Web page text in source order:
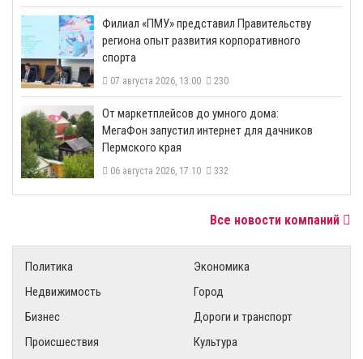
​Филиал «ПМУ» представил Правительству
региона опыт развития корпоративного
спорта
07 августа 2026, 13:00 230
От маркетплейсов до умного дома:
МегаФон запустил интернет для дачников
Пермского края
06 августа 2026, 17:10 332
Все новости компаний
Политика
Экономика
Недвижимость
Город
Бизнес
Дороги и транспорт
Происшествия
Культура